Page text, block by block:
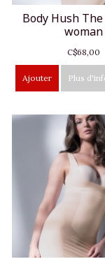
Body Hush
woman
C$68,00
Ajouter Plus